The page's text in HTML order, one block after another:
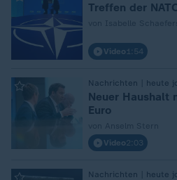
Treffen der
Video 1:54
Nachrichten | heute
Neuer Haushalt
Euro
Video2:03
Nachrichten | heute